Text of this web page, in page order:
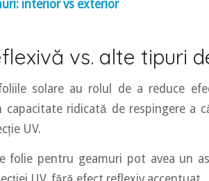
interior vs exterior
vs. alte tipuri
solare au rolul de a reduce
capacitate ridicată de respingere a
UV.
folie pentru geamuri pot avea un